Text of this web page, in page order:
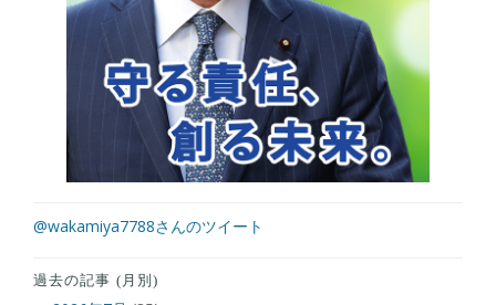
@wakamiya7788さんのツイート
過去の記事 (月別)